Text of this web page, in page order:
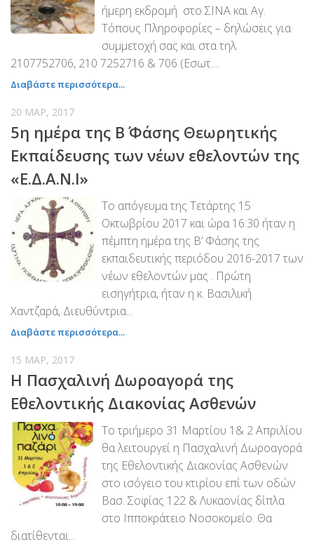
ήμερη εκδρομή στο ΣΙΝΑ και Αγ.
Τόπους Πληροφορίες – δηλώσεις για
συμμετοχή σας και στα τηλ.
2107752706, 210 7252716 & 706 (Εσωτ....
Διαβάστε περισσότερα...
20 ΜΑΡ, 2017
5η ημέρα της Β΄ Φάσης Θεωρητικής
Εκπαίδευσης των νέων εθελοντών της
«Ε.Δ.Α.Ν.Ι»
Το απόγευμα της Τετάρτης 15
Οκτωβρίου 2017 και ώρα 16:30 ήταν η
πέμπτη ημέρα της Β’ Φάσης της
εκπαιδευτικής περιόδου 2016-2017 των
νέων εθελοντών μας . Πρώτη
εισηγήτρια, ήταν η κ. Βασιλική
Χαντζαρά, Διευθύντρια...
Διαβάστε περισσότερα...
15 ΜΑΡ, 2017
Η Πασχαλινή Δωροαγορά της
Εθελοντικής Διακονίας Ασθενών
Το τριήμερο 31 Μαρτίου 1& 2 Απριλίου
θα λειτουργεί η Πασχαλινή Δωροαγορά
της Εθελοντικής Διακονίας Ασθενών
στο ισόγειο του κτιρίου επί των οδών
Βασ. Σοφίας 122 & Λυκαονίας δίπλα
στο Ιπποκράτειο Νοσοκομείο. Θα
διατίθενται...